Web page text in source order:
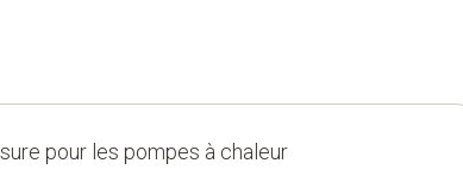
pour les pompes à chaleur